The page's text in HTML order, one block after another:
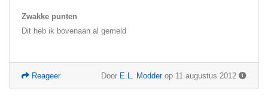
Zwakke punten
Dit heb ik bovenaan al gemeld
Door E.L. Modderop 11 augustus 2012
Reageer